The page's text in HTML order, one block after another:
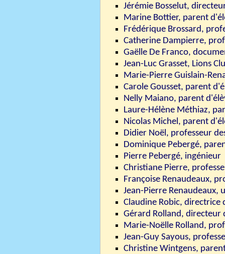
Jérémie Bosselut,
Marine Bottier, parent
Frédérique Brossard,
Catherine Dampierre,
Gaëlle De Franco,
Jean-Luc Grasset, Lions
Marie-Pierre Guislain-
Carole Gousset, parent
Nelly Maiano, parent
Laure-Hélène Méthiaz,
Nicolas Michel, parent
Didier Noël, professeur
Dominique Pebergé,
Pierre Pebergé, ingénieur
Christiane Pierre,
Françoise Renaudeaux,
Jean-Pierre Renaudeaux,
Claudine Robic, directrice
Gérard Rolland, directeur
Marie-Noëlle Rolland,
Jean-Guy Sayous,
Christine Wintgens,